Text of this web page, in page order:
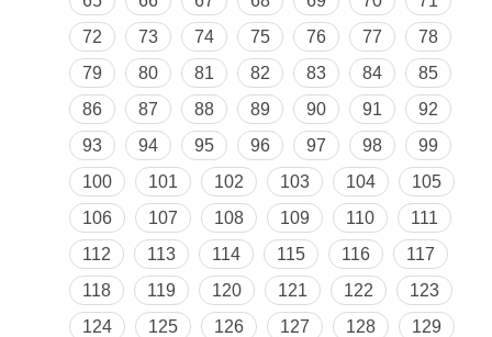
72
73 74 75 76 77
78
79
80 81 82 83 84
85
86
87 88 89 90 91
92
93
94 95 96 97 98
99
100
101 102 103 104
105
106
107 108 109 110
111
112
113 114 115 116
117
118
119 120 121 122
123
124
125 126 127 128 129